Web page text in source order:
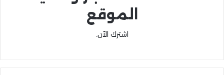
الموقع
اشترك الآن.